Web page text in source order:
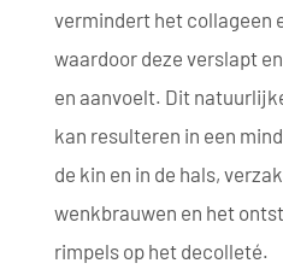
vermindert het collageen
waardoor deze verslapt
en aanvoelt. Dit
kan resulteren in een
de kin en in de hals,
wenkbrauwen en het
rimpels op het decolleté.